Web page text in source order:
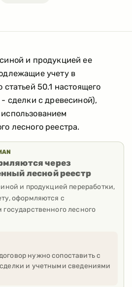
и продукцией ее
учету в
статьей 50.1 настоящего
сделки с древесиной),
лесного реестра.
через
лесной реестр
и продукцией переработки,
оформляются с
лесного
нужно сопоставить с
и учетными сведениями